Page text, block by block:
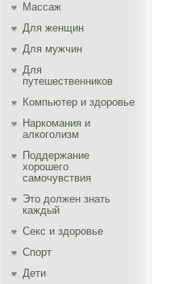
Массаж
Для женщин
Для мужчин
Для
путешественников
Компьютер и здоровье
Наркомания и
алкоголизм
Поддержание
хорошего
самочувствия
Это должен знать
каждый
Секс и здоровье
Спорт
Дети